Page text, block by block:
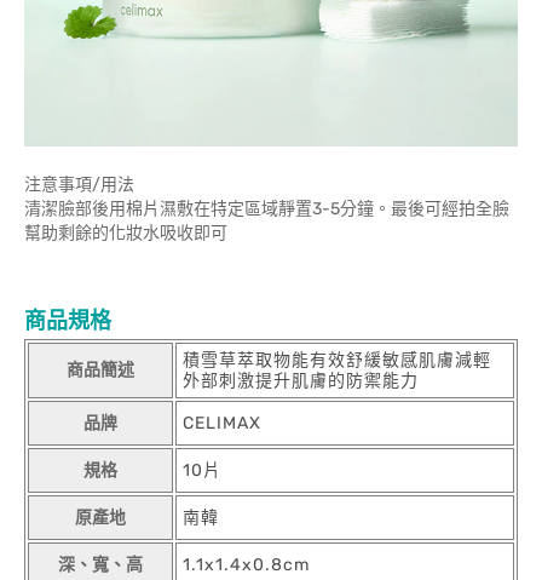
注意事項/用法
清潔臉部後用棉片濕敷在特定區域靜置3-5分鐘。最後可經拍全臉
幫助剩餘的化妝水吸收即可
商品規格
商品簡述
積雪草萃取物能有效舒緩敏感肌膚減輕
外部刺激提升肌膚的防禦能力
品牌 CELIMAX
規格 10片
原產地 南韓
深、寬、高 1.1x1.4x0.8cm